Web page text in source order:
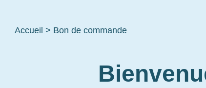
Accueil > Bon de commande